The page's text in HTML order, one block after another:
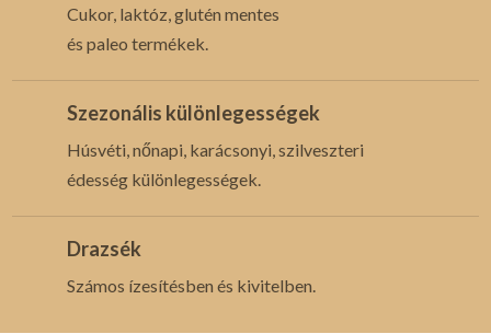
Cukor, laktóz, glutén mentes
és paleo termékek.
Szezonális különlegességek
Húsvéti, nőnapi, karácsonyi, szilveszteri
édesség különlegességek.
Drazsék
Számos ízesítésben és kivitelben.